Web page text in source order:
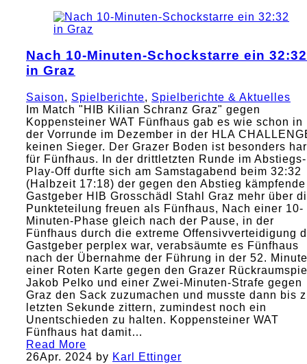
Nach 10-Minuten-Schockstarre ein 32:32
in Graz
Saison, Spielberichte, Spielberichte & Aktuelles
Im Match "HIB Kilian Schranz Graz" gegen
Koppensteiner WAT Fünfhaus gab es wie schon in
der Vorrunde im Dezember in der HLA
keinen Sieger. Der Grazer Boden ist besonders
für Fünfhaus. In der drittletzten Runde im Abstiegs-
Play-Off durfte sich am Samstagabend beim 32:32
(Halbzeit 17:18) der gegen den Abstieg kämpfende
Gastgeber HIB Grosschädl Stahl Graz mehr über
Punkteteilung freuen als Fünfhaus, Nach einer 10-
Minuten-Phase gleich nach der Pause, in der
Fünfhaus durch die extreme Offensivverteidigung
Gastgeber perplex war, verabsäumte es Fünfhaus
nach der Übernahme der Führung in der 52.
einer Roten Karte gegen den Grazer
Jakob Pelko und einer Zwei-Minuten-Strafe gegen
Graz den Sack zuzumachen und musste dann bis
letzten Sekunde zittern, zumindest noch ein
Unentschieden zu halten. Koppensteiner WAT
Fünfhaus hat damit…
Read More
26Apr. 2024 by Karl Ettinger